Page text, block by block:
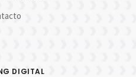
DIGITAL